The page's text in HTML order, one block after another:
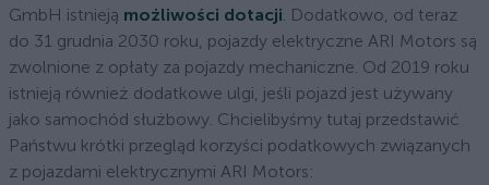
GmbH istnieją możliwości dotacji. Dodatkowo, od teraz
do 31 grudnia 2030 roku, pojazdy elektryczne ARI Motors są
zwolnione z opłaty za pojazdy mechaniczne. Od 2019 roku
istnieją również dodatkowe ulgi, jeśli pojazd jest używany
jako samochód służbowy. Chcielibyśmy tutaj przedstawić
Państwu krótki przegląd korzyści podatkowych związanych
z pojazdami elektrycznymi ARI Motors: